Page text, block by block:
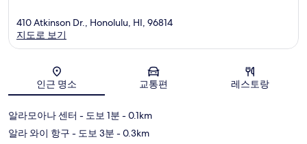
지도
410 Atkinson Dr., Honolulu, HI, 96814
지도로 보기
인근 명소 교통편 레스토랑
알라모아나 센터 - 도보 1분 - 0.1km
알라 와이 항구 - 도보 3분 - 0.3km